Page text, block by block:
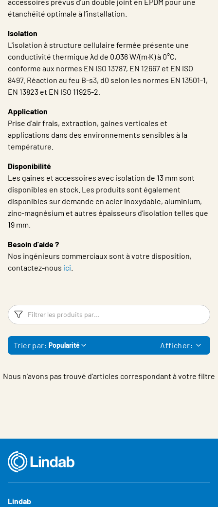
étanchéité optimale à l’installation.
Isolation
L'isolation à structure cellulaire fermée présente une
conductivité thermique λd de 0,036 W/(m·K) à 0°C,
conforme aux normes EN ISO 13787, EN 12667 et EN ISO
8497. Réaction au feu B-s3, d0 selon les normes EN 13501-1,
EN 13823 et EN ISO 11925-2.
Application
Prise d'air frais, extraction, gaines verticales et
applications dans des environnements sensibles à la
température.
Disponibilité
Les gaines et accessoires avec isolation de 13 mm sont
disponibles en stock. Les produits sont également
disponibles sur demande en acier inoxydable, aluminium,
zinc-magnésium et autres épaisseurs d’isolation telles que
19 mm.
Besoin d'aide ?
Nos ingénieurs commerciaux sont à votre disposition,
contactez-nous ici
Filtres
Trier par: Popularité Afficher:
Nous n'avons pas trouvé d'articles correspondant à votre filtre
Lindab